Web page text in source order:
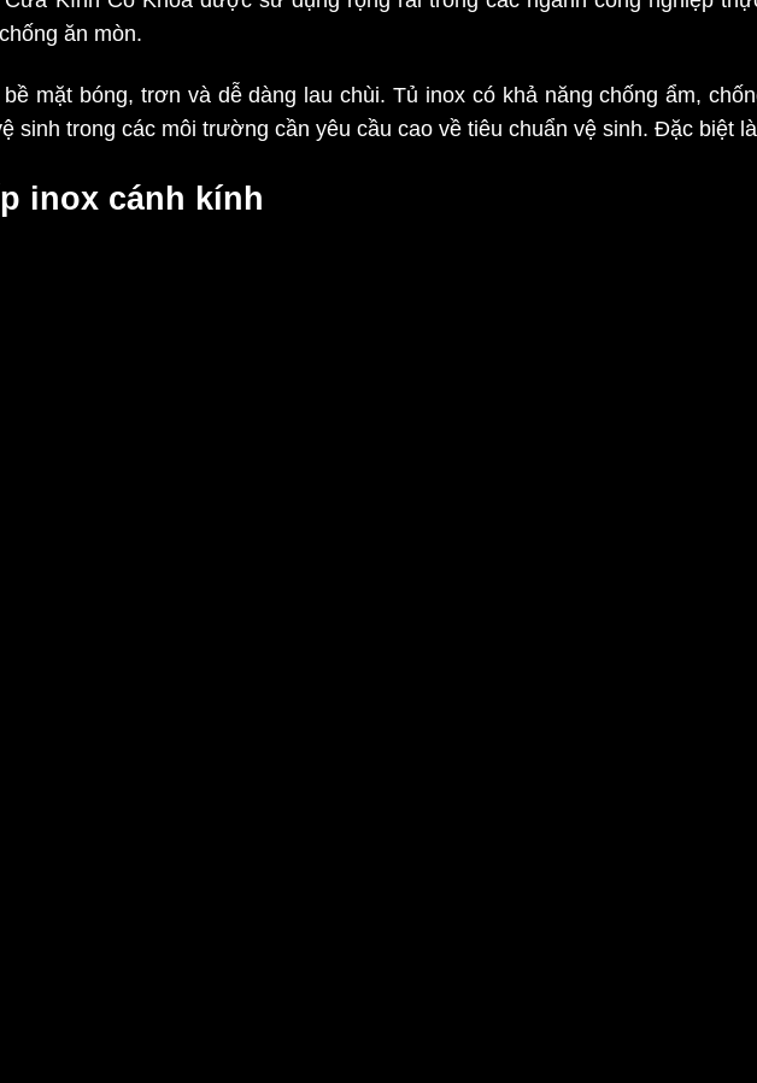
ăn mòn.
mặt bóng, trơn và dễ dàng lau chùi. Tủ inox có khả năng chống ẩm,
sinh trong các môi trường cần yêu cầu cao về tiêu chuẩn vệ sinh. Đặc biệt
inox cánh kính